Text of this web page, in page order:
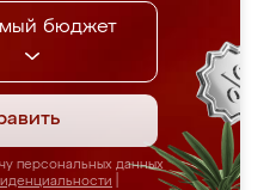
бюджет
персональных данных